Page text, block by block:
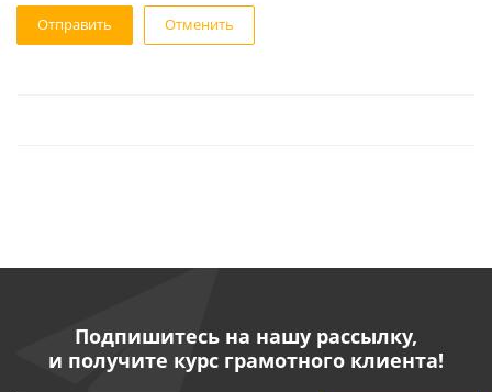
Отменить
Подпишитесь на нашу рассылку,
и получите курс грамотного клиента!